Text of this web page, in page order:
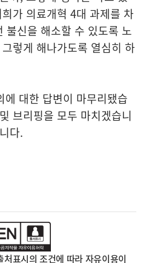
가 의료개혁 4대 과제를 차
불신을 해소할 수 있도록 노
렇게 해나가도록 열심히 하
대한 답변이 마무리됐습
브리핑을 모두 마치겠습니
다.
표시의 조건에 따라 자유이용이